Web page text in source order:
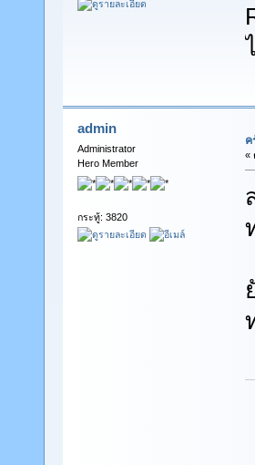
admin
Administrator
Hero Member
กระทู้: 3820
ค
«